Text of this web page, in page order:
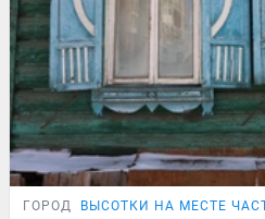
ГОРОД ВЫСОТКИ НА МЕСТЕ